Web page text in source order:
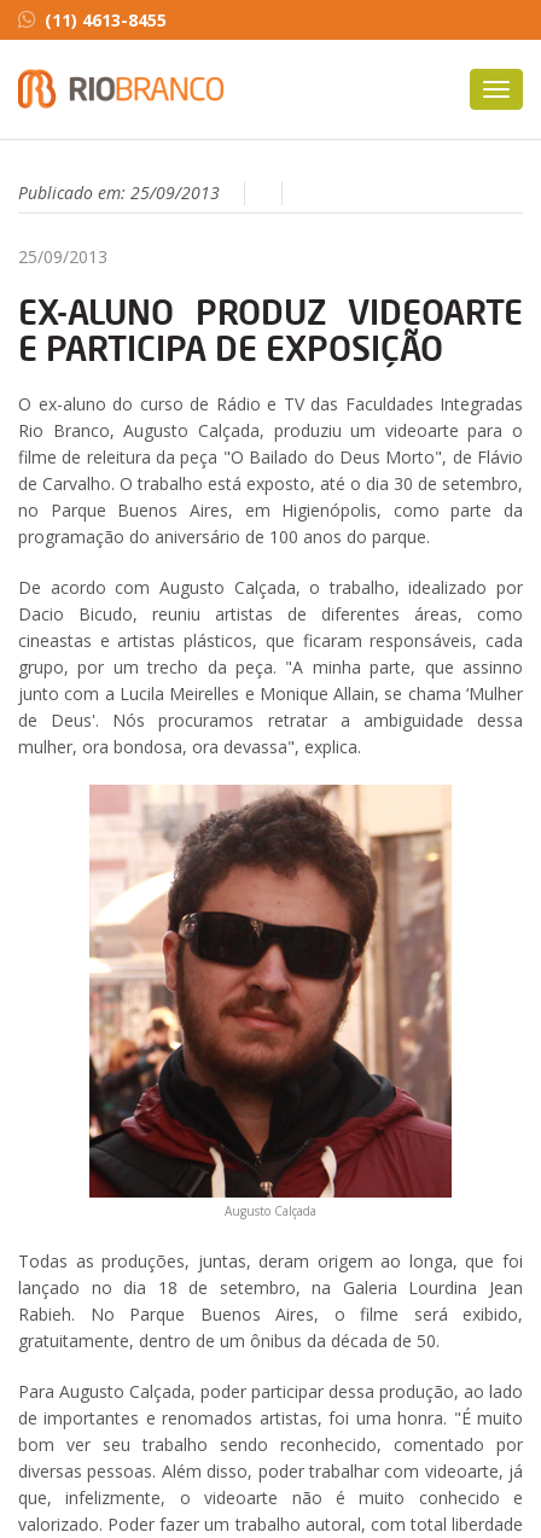
(11) 4613-8455
Publicado em: 25/09/2013
25/09/2013
EX-ALUNO PRODUZ VIDEOARTE
E PARTICIPA DE EXPOSIÇÃO
O ex-aluno do curso de Rádio e TV das Faculdades Integradas
Rio Branco, Augusto Calçada, produziu um videoarte para o
filme de releitura da peça "O Bailado do Deus Morto", de Flávio
de Carvalho. O trabalho está exposto, até o dia 30 de setembro,
no Parque Buenos Aires, em Higienópolis, como parte da
programação do aniversário de 100 anos do parque.
De acordo com Augusto Calçada, o trabalho, idealizado por
Dacio Bicudo, reuniu artistas de diferentes áreas, como
cineastas e artistas plásticos, que ficaram responsáveis, cada
grupo, por um trecho da peça. "A minha parte, que assinno
junto com a Lucila Meirelles e Monique Allain, se chama ‘Mulher
de Deus'. Nós procuramos retratar a ambiguidade dessa
mulher, ora bondosa, ora devassa", explica.
Augusto Calçada
Todas as produções, juntas, deram origem ao longa, que foi
lançado no dia 18 de setembro, na Galeria Lourdina Jean
Rabieh. No Parque Buenos Aires, o filme será exibido,
gratuitamente, dentro de um ônibus da década de 50.
Para Augusto Calçada, poder participar dessa produção, ao lado
de importantes e renomados artistas, foi uma honra. "É muito
bom ver seu trabalho sendo reconhecido, comentado por
diversas pessoas. Além disso, poder trabalhar com videoarte, já
que, infelizmente, o videoarte não é muito conhecido e
valorizado. Poder fazer um trabalho autoral, com total liberdade